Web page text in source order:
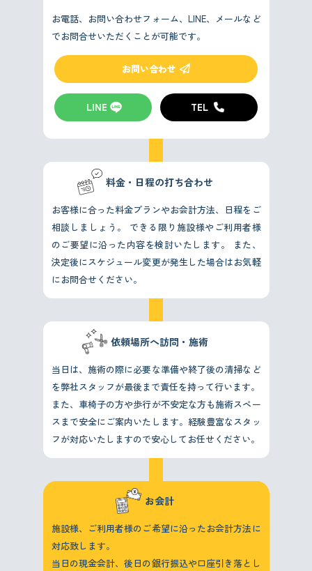
お電話、お問い合わせフォーム、LINE、メールなど
でお問合せいただくことが可能です。
お問い合わせ
LINE TEL
料金・日程の打ち合わせ
お客様に合った料金プランやお会計方法、日程をご
相談しましょう。
できる限り施設様やご利用者様
のご要望に沿った内容を検討いたします。
また、
決定後にスケジュール変更が発生した場合はお気軽
にお問合せください。
依頼場所へ訪問・施術
当日は、施術の際に必要な準備や終了後の清掃など
を弊社スタッフが最後まで責任を持って行います。
また、車椅子の方や歩行が不安定な方も施術スペー
スまで安全にご案内いたします。経験豊富なスタッ
フが対応いたしますので安心してお任せください。
お会計
施設様、ご利用者様のご希望に沿ったお会計方法に
対応致します。
当日の現金会計、後日の銀行振込や口座引き落とし